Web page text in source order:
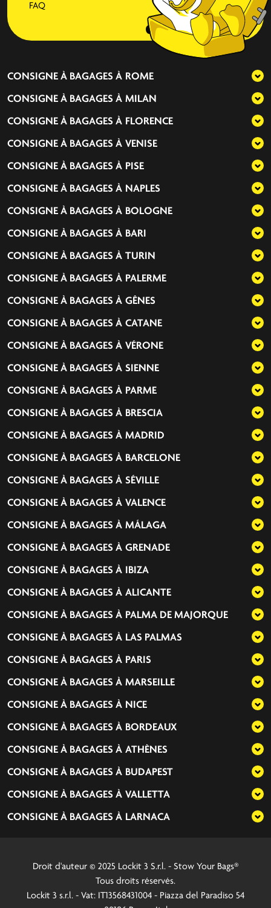
FAQ
CONSIGNE À BAGAGES À ROME
CONSIGNE À BAGAGES À MILAN
CONSIGNE À BAGAGES À FLORENCE
CONSIGNE À BAGAGES À VENISE
CONSIGNE À BAGAGES À PISE
CONSIGNE À BAGAGES À NAPLES
CONSIGNE À BAGAGES À BOLOGNE
CONSIGNE À BAGAGES À BARI
CONSIGNE À BAGAGES À TURIN
CONSIGNE À BAGAGES À PALERME
CONSIGNE À BAGAGES À GÊNES
CONSIGNE À BAGAGES À CATANE
CONSIGNE À BAGAGES À VÉRONE
CONSIGNE À BAGAGES À SIENNE
CONSIGNE À BAGAGES À PARME
CONSIGNE À BAGAGES À BRESCIA
CONSIGNE À BAGAGES À MADRID
CONSIGNE À BAGAGES À BARCELONE
CONSIGNE À BAGAGES À SÉVILLE
CONSIGNE À BAGAGES À VALENCE
CONSIGNE À BAGAGES À MÁLAGA
CONSIGNE À BAGAGES À GRENADE
CONSIGNE À BAGAGES À IBIZA
CONSIGNE À BAGAGES À ALICANTE
CONSIGNE À BAGAGES À PALMA DE MAJORQUE
CONSIGNE À BAGAGES À LAS PALMAS
CONSIGNE À BAGAGES À PARIS
CONSIGNE À BAGAGES À MARSEILLE
CONSIGNE À BAGAGES À NICE
CONSIGNE À BAGAGES À BORDEAUX
CONSIGNE À BAGAGES À ATHÈNES
CONSIGNE À BAGAGES À BUDAPEST
CONSIGNE À BAGAGES À VALLETTA
CONSIGNE À BAGAGES À LARNACA
Droit d'auteur © 2025 Lockit 3 S.r.l. - Stow Your Bags®
Tous droits réservés.
Lockit 3 s.r.l. - Vat: IT13568431004 - Piazza del Paradiso 54